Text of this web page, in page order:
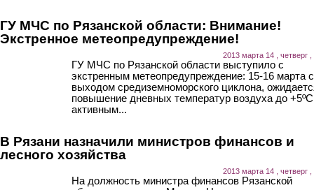
ГУ МЧС по Рязанской области: Внимание!
Экстренное метеопредупреждение!
2013 марта 14 , четверг ,
ГУ МЧС по Рязанской области выступило с
экстренным метеопредупреждение: 15-16 марта с
выходом средиземноморского циклона,
повышение дневных температур воздуха до
активным...
В Рязани назначили министров финансов и
лесного хозяйства
2013 марта 14 , четверг ,
На должность министра финансов Рязанской